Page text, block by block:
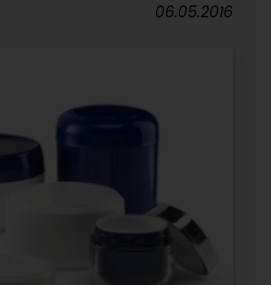
06.05.2016